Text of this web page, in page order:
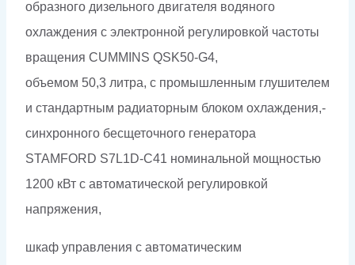
образного дизельного двигателя водяного
охлаждения с электронной регулировкой частоты
вращения CUMMINS QSK50-G4,
объемом 50,3 литра, с промышленным глушителем
и стандартным радиаторным блоком охлаждения,-
синхронного бесщеточного генератора
STAMFORD S7L1D-C41 номинальной мощностью
1200 кВт c автоматической регулировкой
напряжения,
шкаф управления с автоматическим